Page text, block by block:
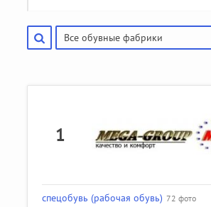
Все обувные фабрики
1
спецобувь (рабочая обувь) 72 фото